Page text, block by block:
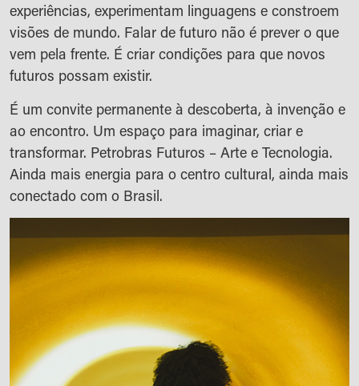
experiências, experimentam linguagens e constroem
visões de mundo. Falar de futuro não é prever o que
vem pela frente. É criar condições para que novos
futuros possam existir.
É um convite permanente à descoberta, à invenção e
ao encontro. Um espaço para imaginar, criar e
transformar. Petrobras Futuros – Arte e Tecnologia.
Ainda mais energia para o centro cultural, ainda mais
conectado com o Brasil.